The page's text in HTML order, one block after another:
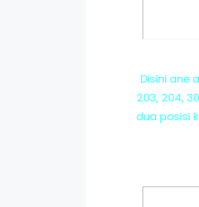
Disini ane
203, 204,
dua posisi